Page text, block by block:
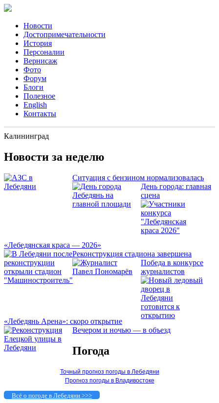
Новости
Достопримечательности
История
Персоналии
Вернисаж
Фото
Форум
Блоги
Полезное
English
Контакты
Калининград
Новости за неделю
Ситуация с бензином нормализовалась
День города: главная
сцена
«Лебедянская краса — 2026»
Реконструкция стадиона завершена
Победа в конкурсе
журналистов
«Лебедянь Арена»: скоро открытие
Вечером и ночью — в объезд
Погода
Точный прогноз погоды в Лебедяни
Прогноз погоды в Владивостоке
Всё о погоде в Лебедяни >>>